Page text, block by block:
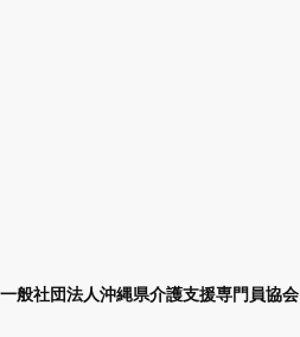
一般社団法人沖縄県介護支援専門員協会